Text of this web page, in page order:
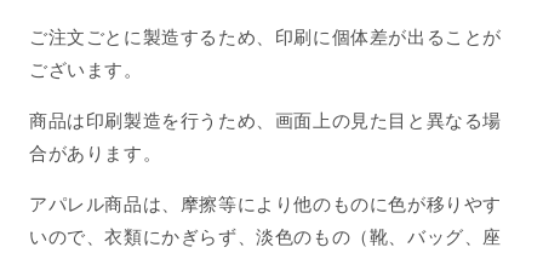
ご注文ごとに製造するため、印刷に個体差が出ることが
ございます。
商品は印刷製造を行うため、画面上の見た目と異なる場
合があります。
アパレル商品は、摩擦等により他のものに色が移りやす
いので、衣類にかぎらず、淡色のもの（靴、バッグ、座